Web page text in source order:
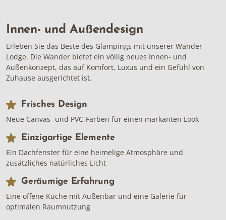
Innen- und Außendesign
Erleben Sie das Beste des Glampings mit unserer Wander
Lodge. Die Wander bietet ein völlig neues Innen- und
Außenkonzept, das auf Komfort, Luxus und ein Gefühl von
Zuhause ausgerichtet ist.
Frisches Design
Neue Canvas- und PVC-Farben für einen markanten Look
Einzigartige Elemente
Ein Dachfenster für eine heimelige Atmosphäre und
zusätzliches natürliches Licht
Geräumige Erfahrung
Eine offene Küche mit Außenbar und eine Galerie für
optimalen Raumnutzung